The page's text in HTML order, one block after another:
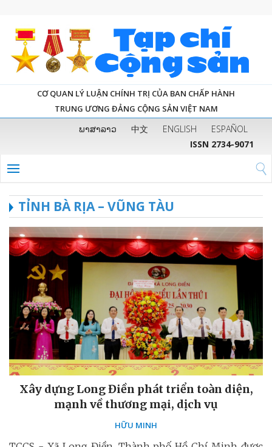
CƠ QUAN LÝ LUẬN CHÍNH TRỊ CỦA BAN CHẤP HÀNH
TRUNG ƯƠNG ĐẢNG CỘNG SẢN VIỆT NAM
ພາສາລາວ 中文 ENGLISH
ESPAÑOL
ISSN 2734-9071
TỈNH BÀ RỊA – VŨNG TÀU
Xây dựng Long Điền phát triển toàn diện,
mạnh về thương mại, dịch vụ
HỮU MINH